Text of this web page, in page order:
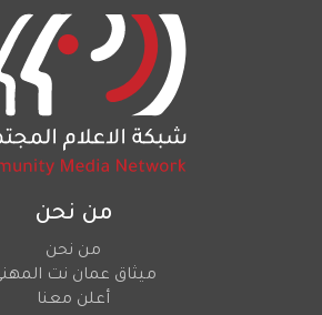
من نحن
من نحن
ميثاق عمان نت
أعلن معنا